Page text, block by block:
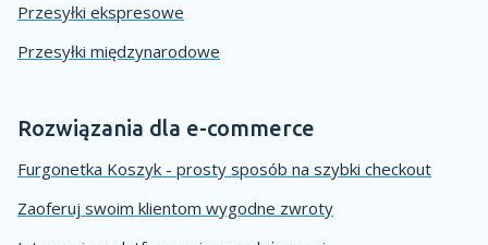
Przesyłki ekspresowe
Przesyłki międzynarodowe
Rozwiązania dla e-commerce
Furgonetka Koszyk - prosty sposób na szybki checkout
Zaoferuj swoim klientom wygodne zwroty